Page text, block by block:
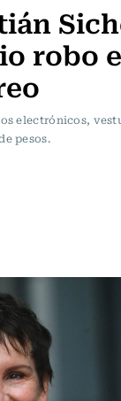
robo
electrónicos,
pesos.